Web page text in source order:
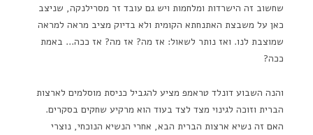
שחשוב זה הישרדות ומלחמות ויש גם עובד זר מסרילנקה, שניצב
כאן על משבצת האתנחתא הקומית ולא בדיוק מציב מראה למראה
שמוצבת לנו. ואז נותר לשאול: אז מה? אז מה? אז ככה… באמת
ככה?
והנה השבוע דונלד טראמפ מציע להגביל כניסת מוסלמים לארצות
הברית וזוכה לגינוי מצד לצד בעוד הוא מרקיע שחקים בסקרים.
האם זה נשיא ארצות הברית הבא, אחרי הנשיא הנוכחי, נוצרי